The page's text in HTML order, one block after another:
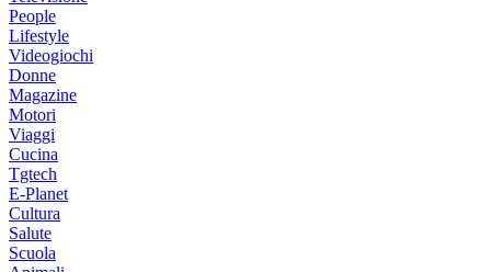
People
Lifestyle
Videogiochi
Donne
Magazine
Motori
Viaggi
Cucina
Tgtech
E-Planet
Cultura
Salute
Scuola